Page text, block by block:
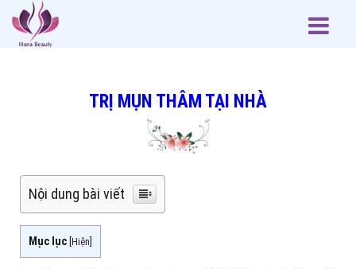
TRỊ MỤN THÂM TẠI NHÀ
Nội dung bài viết
Mục lục [Hiện]